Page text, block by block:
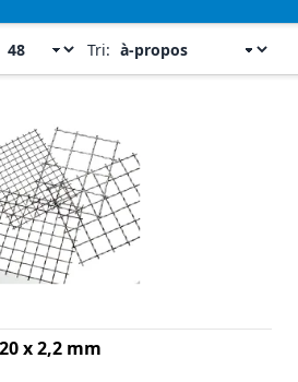
Tri:
x 2,2 mm